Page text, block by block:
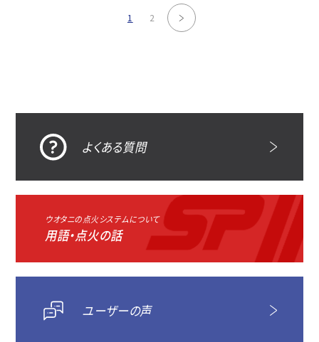
1 2 次へ
よくある質問
ウオタニの点火システムについて
用語・点火の話
ユーザーの声